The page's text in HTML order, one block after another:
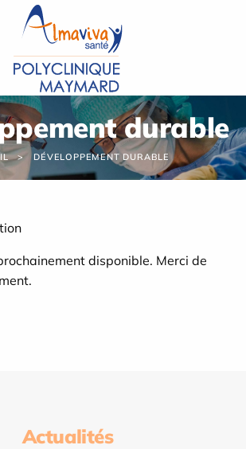
durable
DÉVELOPPEMENT DURABLE
disponible. Merci de
Actualités
des cookies